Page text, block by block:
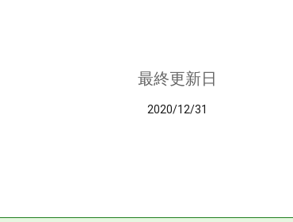
最終更新日
2020/12/31